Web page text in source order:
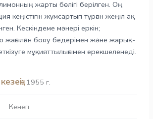
жарты бөлігі берілген. Оң
кеңістігін жұмсартып тұрған жеңіл ақ
Кескіндеме мәнері еркін;
жағылған бояу бедерімен және жарық-
мұқияттылығымен ерекшеленеді.
1955 г.
Кенеп